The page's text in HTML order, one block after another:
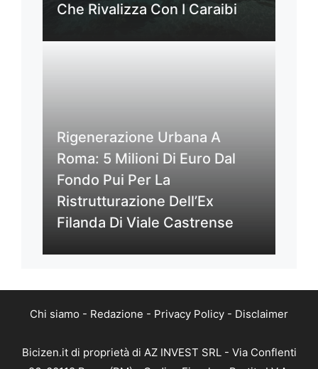
Che Rivalizza Con I Caraibi
Rigenerazione Urbana A
Roma: 5 Milioni Di Euro Dal
Fondo Pui Per La
Ristrutturazione Dell’Ex
Filanda Di Viale Castrense
Chi siamo - Redazione - Privacy Policy - Disclaimer
Bicizen.it di proprietà di AZ INVEST SRL - Via Conflenti